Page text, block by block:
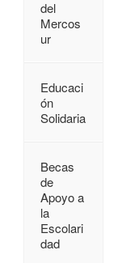
del
Mercos
ur
Educaci
ón
Solidaria
Becas
de
Apoyo a
la
Escolari
dad